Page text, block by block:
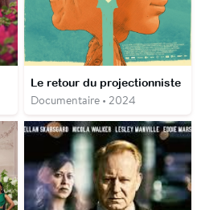
Le retour du projectionniste
Documentaire • 2024